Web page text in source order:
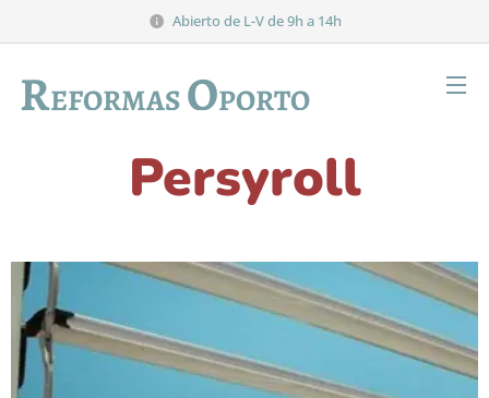
Abierto de L-V de 9h a 14h
REFORMASOPORTO
Persyroll